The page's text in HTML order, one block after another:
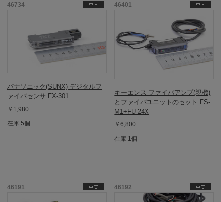
46734
パナソニック(SUNX) デジタルフ
ァイバセンサ FX-301
￥1,980
在庫 5個
46401
キーエンス ファイバアンプ(親機)
とファイバユニットのセット FS-
M1+FU-24X
￥6,800
在庫 1個
46191 46192